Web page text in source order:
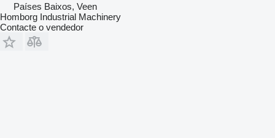
Países Baixos, Veen
Homborg Industrial Machinery
Contacte o vendedor